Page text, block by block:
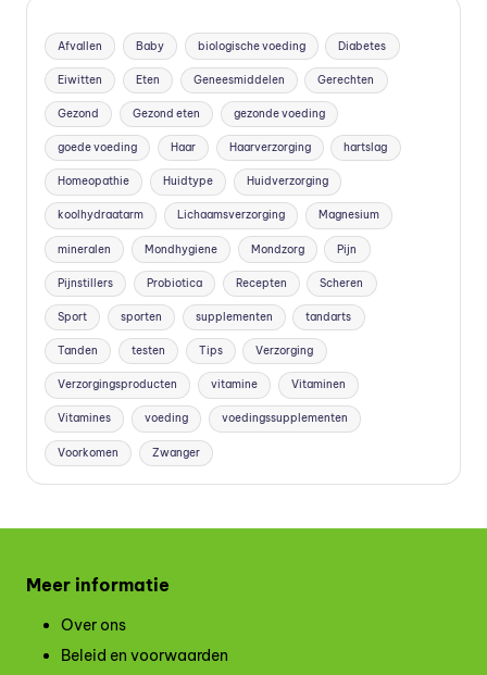
Afvallen Baby biologische voeding Diabetes
Eiwitten Eten Geneesmiddelen Gerechten
Gezond Gezond eten gezonde voeding
goede voeding Haar Haarverzorging hartslag
Homeopathie Huidtype Huidverzorging
koolhydraatarm Lichaamsverzorging Magnesium
mineralen Mondhygiene Mondzorg Pijn
Pijnstillers Probiotica Recepten Scheren
Sport sporten supplementen tandarts
Tanden testen Tips Verzorging
Verzorgingsproducten vitamine Vitaminen
Vitamines voeding voedingssupplementen
Voorkomen Zwanger
Meer informatie
Over ons
Beleid en voorwaarden